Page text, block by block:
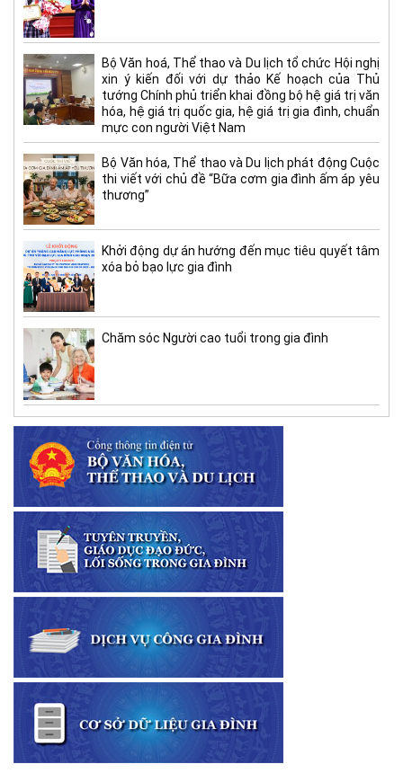
Bộ Văn hoá, Thể thao và Du lịch tổ chức Hội nghị
xin ý kiến đối với dự thảo Kế hoạch của Thủ
tướng Chính phủ triển khai đồng bộ hệ giá trị văn
hóa, hệ giá trị quốc gia, hệ giá trị gia đình, chuẩn
mực con người Việt Nam
Bộ Văn hóa, Thể thao và Du lịch phát động Cuộc
thi viết với chủ đề “Bữa cơm gia đình ấm áp yêu
thương”
Khởi động dự án hướng đến mục tiêu quyết tâm
xóa bỏ bạo lực gia đình
Chăm sóc Người cao tuổi trong gia đình